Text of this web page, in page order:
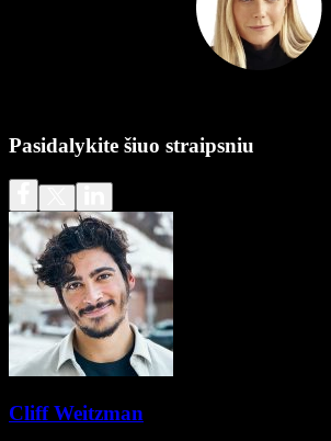
Pasidalykite šiuo straipsniu
Cliff Weitzman